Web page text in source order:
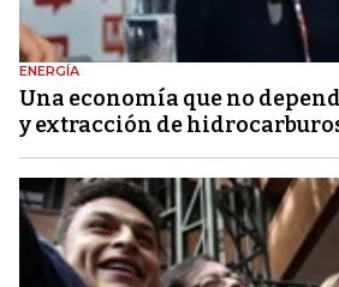
ENERGÍA
Una economía que no
y extracción de